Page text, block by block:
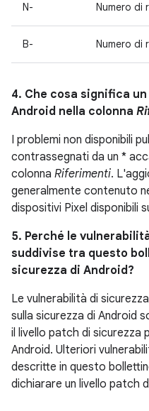
N- Numero di
B- Numero di
4. Che cosa significa
Android nella colonna
I problemi non disponibili
contrassegnati da un *
colonna Riferimenti.
generalmente contenuto
dispositivi Pixel disponibili
5. Perché le
suddivise tra questo
sicurezza di Android?
Le vulnerabilità di
sulla sicurezza di Android
il livello patch di sicurezza
Android. Ulteriori
descritte in questo
dichiarare un livello patch